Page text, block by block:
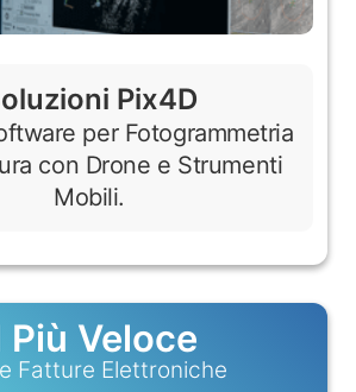
Pix4D
per Fotogrammetria
con Drone e Strumenti
Mobili.
Più Veloce
Fatture Elettroniche